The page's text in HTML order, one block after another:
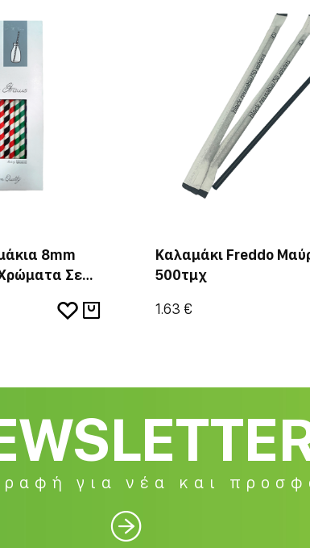
8mm
Σε
Καλαμάκι Freddo
500τμχ
1.63 €
για νέα και
